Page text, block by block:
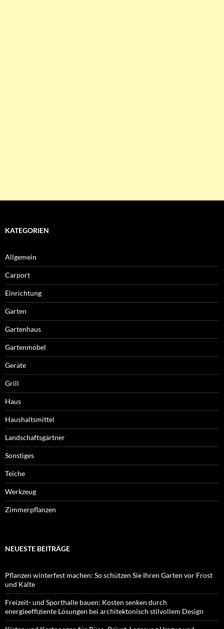
KATEGORIEN
Allgemein
Carport
Einrichtung
Garten
Gartenhaus
Gartenmöbel
Geräte
Grill
Haus
Haushaltsmittel
Landschaftsgärtner
Sonstiges
Teiche
Werkzeug
Zimmerpflanzen
NEUESTE BEITRÄGE
Pflanzen winterfest machen: So schützen Sie Ihren Garten vor Frost
und Kälte
Freizeit- und Sporthalle bauen: Kosten senken durch
energieeffiziente Lösungen bei architektonisch stilvollem Design